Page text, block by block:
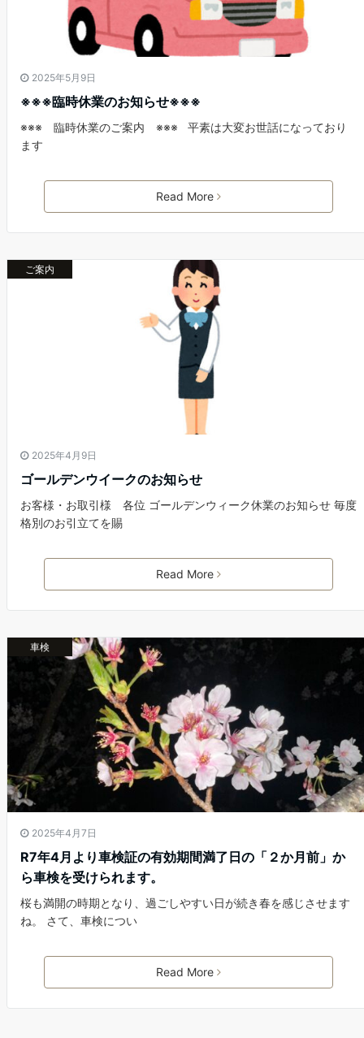
2025年5月9日
※※※臨時休業のお知らせ※※※
※※※ 臨時休業のご案内 ※※※ 平素は大変お世話になっており
ます
Read More
ご案内
2025年4月9日
ゴールデンウイークのお知らせ
お客様・お取引様 各位 ゴールデンウィーク休業のお知らせ 毎度
格別のお引立てを賜
Read More
車検
2025年4月7日
R7年4月より車検証の有効期間満了日の「２か月前」か
ら車検を受けられます。
桜も満開の時期となり、過ごしやすい日が続き春を感じさせます
ね。 さて、車検につい
Read More